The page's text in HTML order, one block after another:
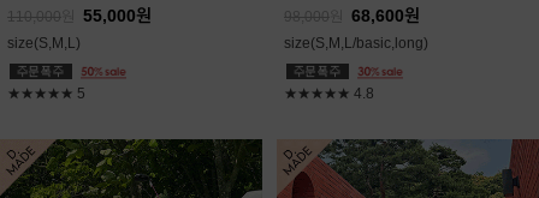
110,000 55,000원
size(S,M,L)
★★★★★ 5
98,000 68,600원
size(S,M,L/basic,long)
★★★★★ 4.8